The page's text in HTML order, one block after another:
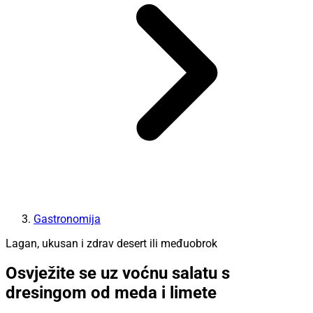
Gastronomija
Lagan, ukusan i zdrav desert ili međuobrok
Osvježite se uz voćnu salatu s
dresingom od meda i limete